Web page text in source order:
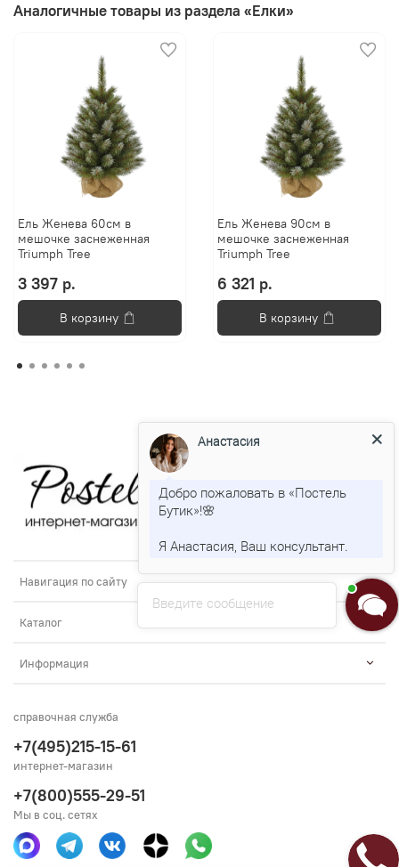
Аналогичные товары из раздела «Елки»
Ель Женева 60см в
мешочке заснеженная
Triumph Tree
3 397 р.
В корзину
Ель Женева 90см в
мешочке заснеженная
Triumph Tree
6 321 р.
В корзину
Навигация по сайту
Каталог
Информация
справочная служба
+7(495)215-15-61
интернет-магазин
+7(800)555-29-51
Мы в соц. сетях
Введите сообщение
Анастасия
Добро пожаловать в «Постель
Бутик»!🌸
Я Анастасия, Ваш консультант.